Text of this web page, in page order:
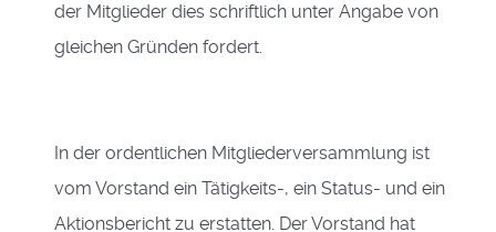
der Mitglieder dies schriftlich unter Angabe von
gleichen Gründen fordert.
In der ordentlichen Mitgliederversammlung ist
vom Vorstand ein Tätigkeits-, ein Status- und ein
Aktionsbericht zu erstatten. Der Vorstand hat